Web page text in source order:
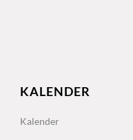
KALENDER
Kalender